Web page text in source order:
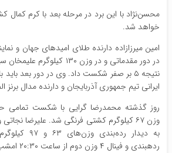
محسن‌نژاد با این برد در مرحله بعد با کرم کمال
خواهد شد.
امین میرزازاده دارنده طلای امیدهای جهان و
در دور مقدماتی و در وزن ۱۳۰
نتیجه ۵ بر صفر شکست داد. وی در دور بعد
ایرانی تیم جمهوری آذربایجان و دارنده مدال
روز گذشته محمدرضا گرایی با شکست تمامی
وزن ۶۷ کیلوگرم کشتی فرنگی شد. علیرضا
به دیدار
ردهبندی و فینال ۴ وزن دوم از ساعت ۲۰:۳۰ امشب آغاز خواهد شد.